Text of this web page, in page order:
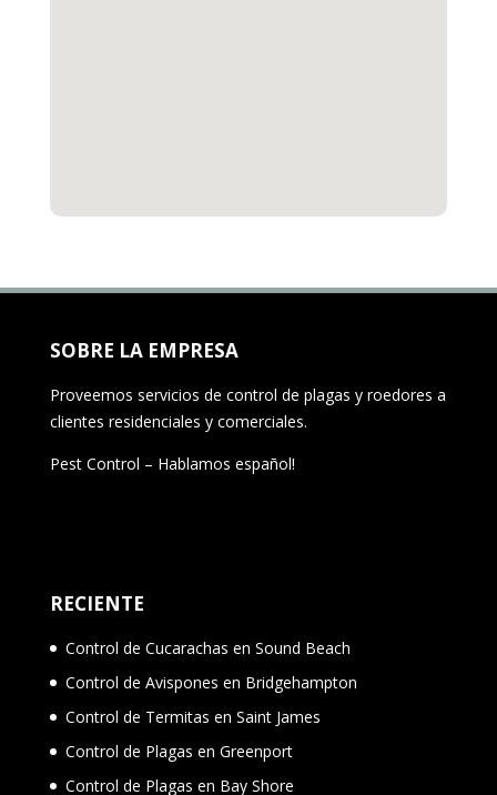
SOBRE LA EMPRESA
Proveemos servicios de control de plagas y roedores a
clientes residenciales y comerciales.
Pest Control – Hablamos español!
RECIENTE
Control de Cucarachas en Sound Beach
Control de Avispones en Bridgehampton
Control de Termitas en Saint James
Control de Plagas en Greenport
Control de Plagas en Bay Shore